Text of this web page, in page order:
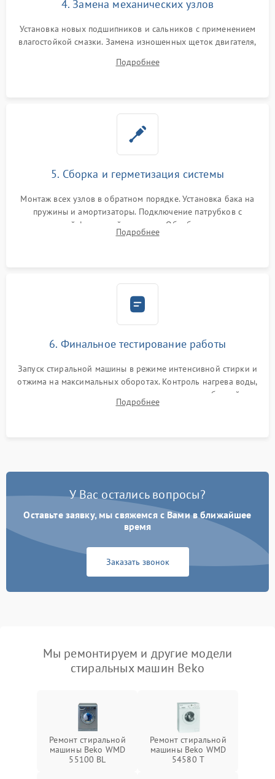
4. Замена механических узлов
Установка новых подшипников и сальников с применением
влагостойкой смазки. Замена изношенных щеток двигателя,
или поврежденной резиновой манжеты.
Подробнее
5. Сборка и герметизация системы
Монтаж всех узлов в обратном порядке. Установка бака на
пружины и амортизаторы. Подключение патрубков с
надежной фиксацией хомутами. Обработка стыков
герметиком для предотвращения возможных протечек воды.
Подробнее
6. Финальное тестирование работы
Запуск стиральной машины в режиме интенсивной стирки и
отжима на максимальных оборотах. Контроль нагрева воды,
корректности слива, отсутствия излишних вибраций,
посторонних стуков и протечек под корпусом.
Подробнее
У Вас остались вопросы?
Оставьте заявку, мы свяжемся с Вами в ближайшее
время
Заказать звонок
Мы ремонтируем и другие модели
стиральных машин Beko
Ремонт стиральной
машины Beko WMD
55100 BL
Ремонт стиральной
машины Beko WMD
54580 T